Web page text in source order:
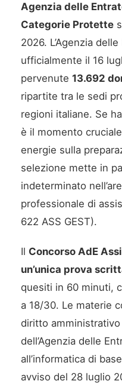
Agenzia delle
Categorie Protette
2026. L’Agenzia
ufficialmente il 16
pervenute 13.692
ripartite tra le sedi
regioni italiane. Se
è il momento
energie sulla
selezione mette in
indeterminato
professionale di
622 ASS GEST).
Il Concorso AdE
un’unica prova
quesiti in 60 minuti,
a 18/30. Le materie
diritto amministrativo
dell’Agenzia delle
all’informatica di
avviso del 28 luglio